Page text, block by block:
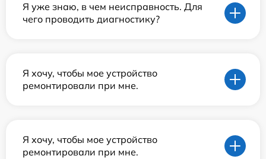
Я уже знаю, в чем неисправность. Для
чего проводить диагностику?
Я хочу, чтобы мое устройство
ремонтировали при мне.
Я хочу, чтобы мое устройство
ремонтировали при мне.